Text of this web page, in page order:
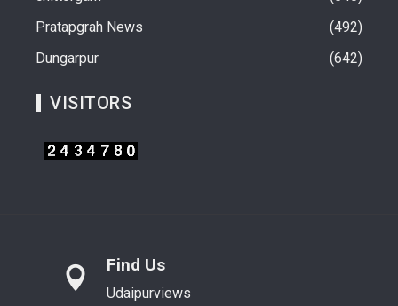
Pratapgrah News
492
Dungarpur
642
VISITORS
Find Us
Udaipurviews